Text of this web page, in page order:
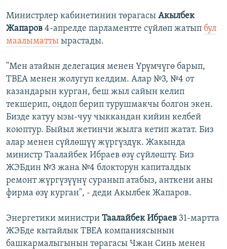
Министрлер кабинетинин төрагасы Акылбек
Жапаров 4-апрелде парламентте сүйлөп жатып бул
маалыматты ырастады.
"Мен атайын делегация менен Үрүмчүгө барып,
ТВЕА менен жолугуп келдим. Алар №3, №4 от
казандарын курган, беш жыл сайын келип
текшерип, оңдоп берип турушмакчы болгон экен.
Бизде катуу ызы-чуу чыккандан кийин келбей
коюптур. Быйыл жетинчи жылга кетип жатат. Биз
алар менен сүйлөшүү жүргүздүк. Жакында
министр Таалайбек Ибраев өзү сүйлөштү. Биз
ЖЭБдин №3 жана №4 блокторун капиталдык
ремонт жүргүзүүнү суранып атабыз, анткени аны
фирма өзү курган", - деди Акылбек Жапаров.
Энергетики министри Таалайбек Ибраев 31-мартта
ЖЭБде кытайлык ТВЕА компаниясынын
башкармалыгынын төрагасы Чжан Синь менен